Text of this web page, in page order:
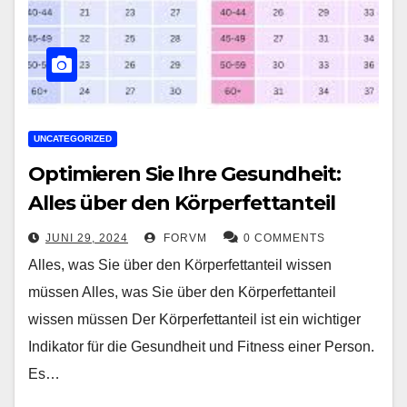
UNCATEGORIZED
Optimieren Sie Ihre Gesundheit:
Alles über den Körperfettanteil
JUNI 29, 2024 FORVM 0 COMMENTS
Alles, was Sie über den Körperfettanteil wissen
müssen Alles, was Sie über den Körperfettanteil
wissen müssen Der Körperfettanteil ist ein wichtiger
Indikator für die Gesundheit und Fitness einer Person.
Es…